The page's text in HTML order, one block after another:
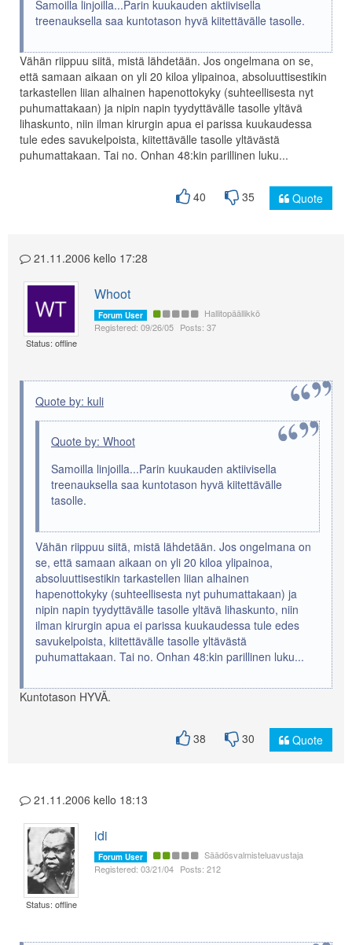
Samoilla linjoilla...Parin kuukauden aktiivisella
treenauksella saa kuntotason hyvä kiitettävälle tasolle.
Vähän riippuu siitä, mistä lähdetään. Jos ongelmana on se,
että samaan aikaan on yli 20 kiloa ylipainoa, absoluuttisestikin
tarkastellen liian alhainen hapenottokyky (suhteellisesta nyt
puhumattakaan) ja nipin napin tyydyttävälle tasolle yltävä
lihaskunto, niin ilman kirurgin apua ei parissa kuukaudessa
tule edes savukelpoista, kiitettävälle tasolle yltävästä
puhumattakaan. Tai no. Onhan 48:kin parillinen luku...
40 35 Quote
21.11.2006 kello 17:28
Status: offline
Whoot
Forum User
Hallitopäällikkö
Registered: 09/26/05 Posts: 37
Quote by: kuli
Quote by: Whoot
Samoilla linjoilla...Parin kuukauden aktiivisella
treenauksella saa kuntotason hyvä kiitettävälle
tasolle.
Vähän riippuu siitä, mistä lähdetään. Jos ongelmana on
se, että samaan aikaan on yli 20 kiloa ylipainoa,
absoluuttisestikin tarkastellen liian alhainen
hapenottokyky (suhteellisesta nyt puhumattakaan) ja
nipin napin tyydyttävälle tasolle yltävä lihaskunto, niin
ilman kirurgin apua ei parissa kuukaudessa tule edes
savukelpoista, kiitettävälle tasolle yltävästä
puhumattakaan. Tai no. Onhan 48:kin parillinen luku...
Kuntotason HYVÄ.
38 30 Quote
21.11.2006 kello 18:13
Status: offline
idi
Forum User
Säädösvalmisteluavustaja
Registered: 03/21/04 Posts: 212